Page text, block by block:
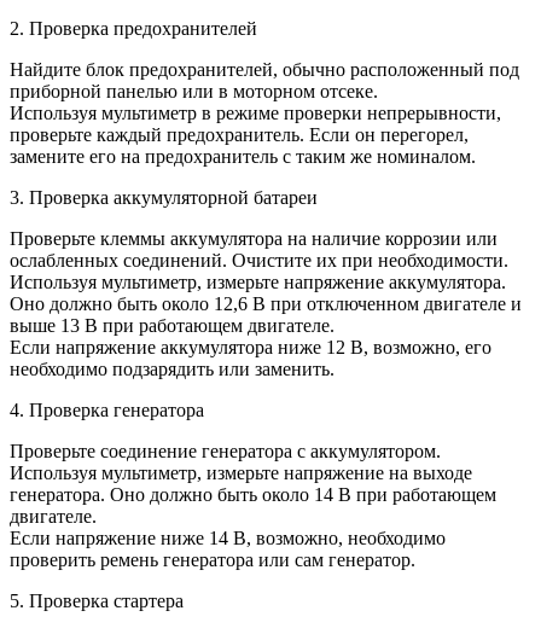
2. Проверка предохранителей
Найдите блок предохранителей, обычно расположенный под
приборной панелью или в моторном отсеке.
Используя мультиметр в режиме проверки непрерывности,
проверьте каждый предохранитель. Если он перегорел,
замените его на предохранитель с таким же номиналом.
3. Проверка аккумуляторной батареи
Проверьте клеммы аккумулятора на наличие коррозии или
ослабленных соединений. Очистите их при необходимости.
Используя мультиметр, измерьте напряжение аккумулятора.
Оно должно быть около 12,6 В при отключенном двигателе и
выше 13 В при работающем двигателе.
Если напряжение аккумулятора ниже 12 В, возможно, его
необходимо подзарядить или заменить.
4. Проверка генератора
Проверьте соединение генератора с аккумулятором.
Используя мультиметр, измерьте напряжение на выходе
генератора. Оно должно быть около 14 В при работающем
двигателе.
Если напряжение ниже 14 В, возможно, необходимо
проверить ремень генератора или сам генератор.
5. Проверка стартера